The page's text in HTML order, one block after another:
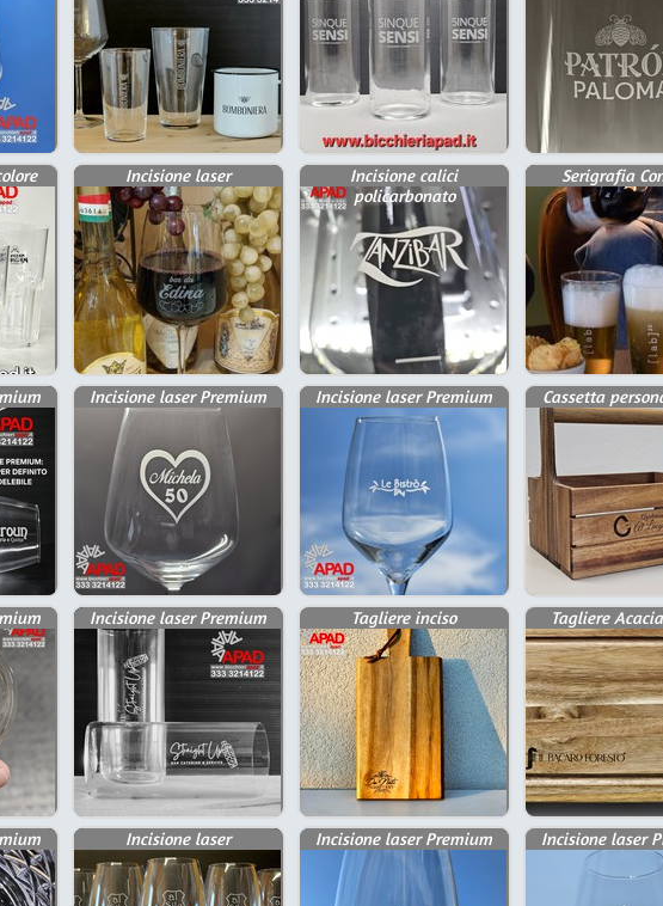
Incisione laser
Incisione calici
policarbonato
Serigrafia
Incisione laser Premium Incisione laser Premium Cassetta
Incisione laser Premium Tagliere inciso Tagliere
Incisione laser Incisione laser Premium Incisione laser